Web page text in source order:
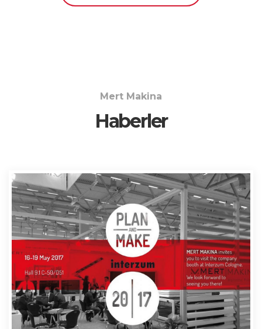
Mert Makina
Haberler